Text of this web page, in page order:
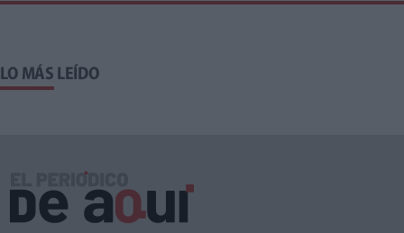
LO MÁS LEÍDO